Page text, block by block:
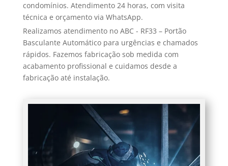
condomínios. Atendimento 24 horas, com visita
técnica e orçamento via WhatsApp.
Realizamos atendimento no ABC - RF33 – Portão
Basculante Automático para urgências e chamados
rápidos. Fazemos fabricação sob medida com
acabamento profissional e cuidamos desde a
fabricação até instalação.